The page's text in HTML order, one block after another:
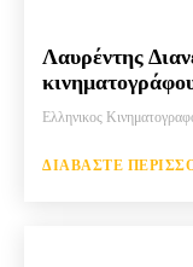
Λαυρέντης
Ελληνικος
ΔΙΑΒΆΣΤΕ